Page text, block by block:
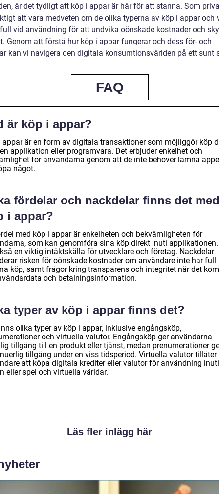
är det tydligt att köp i appar är här för att stanna. Som
att vara medveten om de olika typerna av köp i appar och
vid användning för att undvika oönskade kostnader och
Genom att förstå hur köp i appar fungerar och dess för- och
kan vi navigera den digitala konsumtionsvärlden på ett sunt
FAQ
är köp i appar?
appar är en form av digitala transaktioner som möjliggör köp
applikation eller programvara. Det erbjuder enkelhet och
för användarna genom att de inte behöver lämna
något.
fördelar och nackdelar finns det med
i appar?
med köp i appar är enkelheten och bekvämligheten för
som kan genomföra sina köp direkt inuti
en viktig intäktskälla för utvecklare och företag. Nackdelar
risken för oönskade kostnader om användare inte har full
köp, samt frågor kring transparens och integritet när det
och betalningsinformation.
typer av köp i appar finns det?
olika typer av köp i appar, inklusive engångsköp,
och virtuella valutor. Engångsköp ger användarna
tillgång till en produkt eller tjänst, medan prenumerationer
tillgång under en viss tidsperiod. Virtuella valutor tillåter
att köpa digitala krediter eller valutor för användning inuti
eller spel och virtuella världar.
Läs fler inlägg här